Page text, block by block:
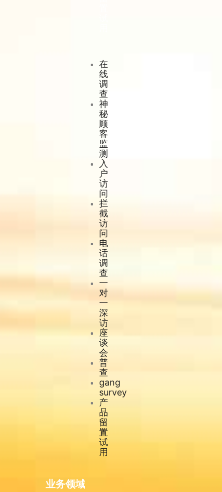
在
线
调
查
神
秘
顾
客
监
测
入
户
访
问
拦
截
访
问
电
话
调
查
一
对
一
深
访
座
谈
会
普
查
gang
survey
产
品
留
置
试
用
业务领域